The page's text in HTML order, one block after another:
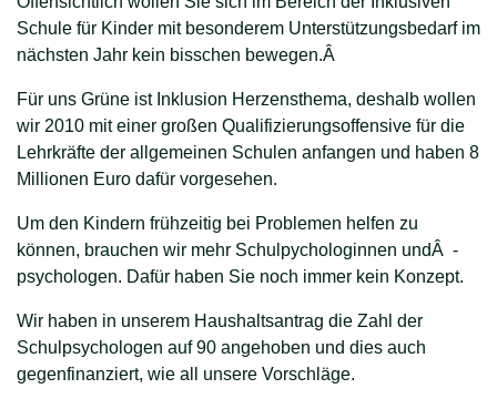
Schule für Kinder mit besonderem Unterstützungsbedarf im
nächsten Jahr kein bisschen bewegen.Â
Für uns Grüne ist Inklusion Herzensthema, deshalb wollen
wir 2010 mit einer großen Qualifizierungsoffensive für die
Lehrkräfte der allgemeinen Schulen anfangen und haben 8
Millionen Euro dafür vorgesehen.
Um den Kindern frühzeitig bei Problemen helfen zu
können, brauchen wir mehr Schulpychologinnen undÂ -
psychologen. Dafür haben Sie noch immer kein Konzept.
Wir haben in unserem Haushaltsantrag die Zahl der
Schulpsychologen auf 90 angehoben und dies auch
gegenfinanziert, wie all unsere Vorschläge.